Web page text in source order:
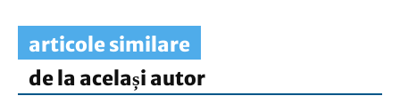
articole similare
de la același autor